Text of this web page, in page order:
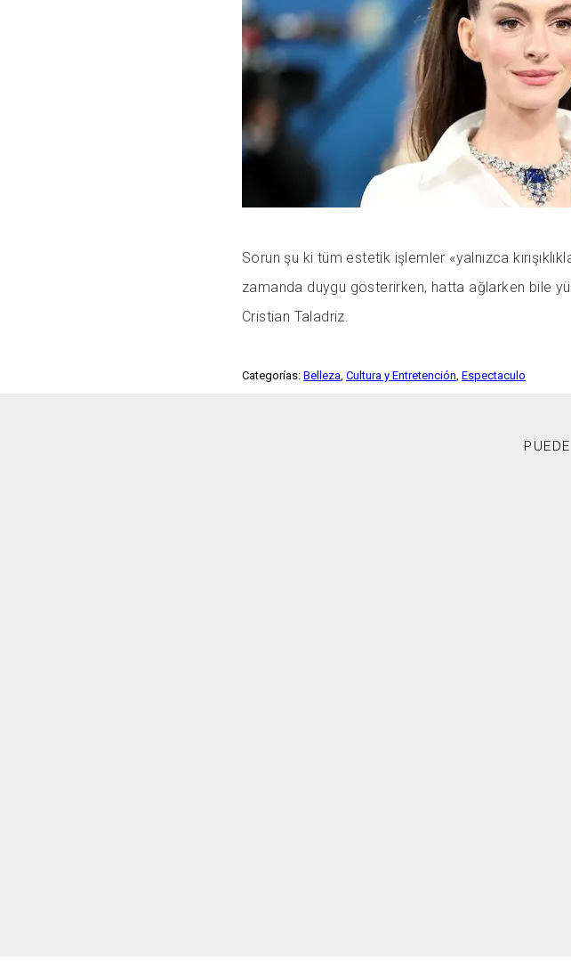
Sorun şu ki tüm estetik işlemler «yalnızca
zamanda duygu gösterirken, hatta ağlarken bile
Cristian Taladriz.
Categorías: Belleza, Cultura y Entretención, Espectaculo